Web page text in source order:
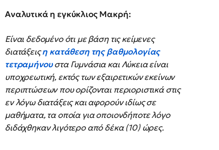
Αναλυτικά η εγκύκλιος Μακρή:
Είναι δεδομένο ότι με βάση τις κείμενες
διατάξειςη κατάθεση της βαθμολογίας
τετραμήνουστα Γυμνάσια και Λύκεια είναι
υποχρεωτική, εκτός των εξαιρετικών εκείνων
περιπτώσεων που ορίζονται περιοριστικά στις
εν λόγω διατάξεις και αφορούν ιδίως σε
μαθήματα, τα οποία για οποιονδήποτε λόγο
διδάχθηκαν λιγότερο από δέκα (10) ώρες.